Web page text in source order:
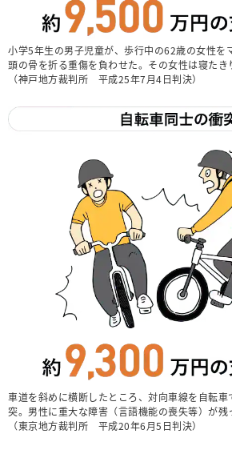
小学5年生の男子児童が、歩行中の62歳の女性を
頭の骨を折る重傷を負わせた。その女性は寝たき
（神戸地方裁判所 平成25年7月4日判決）
車道を斜めに横断したところ、対向車線を自転
突。男性に重大な障害（言語機能の喪失等）が残
（東京地方裁判所 平成20年6月5日判決）